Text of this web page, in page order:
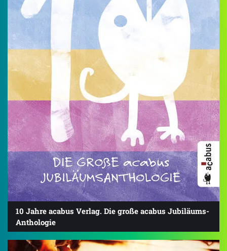
10 Jahre acabus Verlag. Die große acabus Jubiläums-
Anthologie